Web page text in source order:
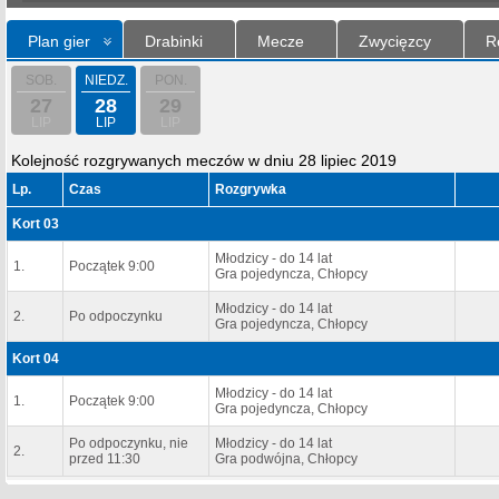
Plan gier Drabinki Mecze Zwycięzcy
SOB.
27
NIEDZ.
28
LIP
PON.
29
Kolejność rozgrywanych meczów w dniu 28 lipiec 2019
Lp. Czas Rozgrywka
Kort 03
1. Początek 9:00
Młodzicy - do 14 lat
Gra pojedyncza, Chłopcy
2. Po odpoczynku
Młodzicy - do 14 lat
Gra pojedyncza, Chłopcy
Kort 04
1. Początek 9:00
Młodzicy - do 14 lat
Gra pojedyncza, Chłopcy
2.
Po odpoczynku, nie
przed 11:30
Młodzicy - do 14 lat
Gra podwójna, Chłopcy